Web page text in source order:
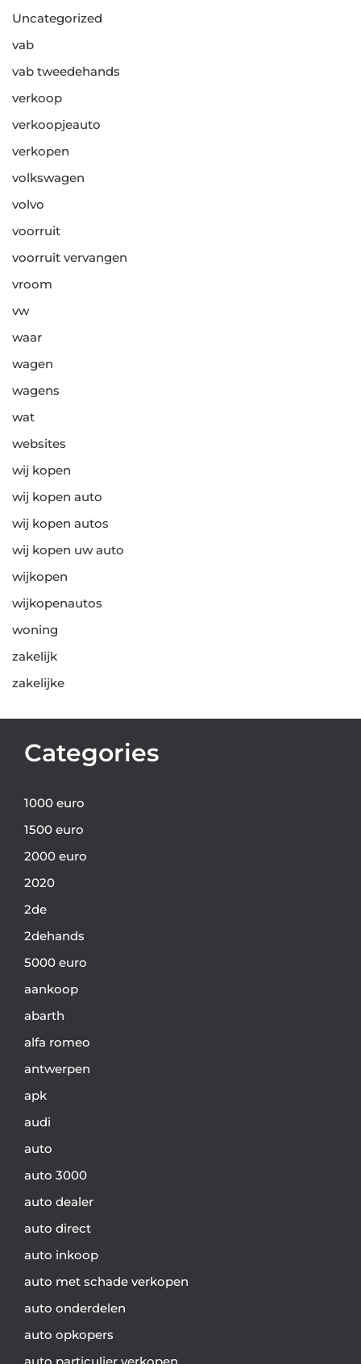
Uncategorized
vab
vab tweedehands
verkoop
verkoopjeauto
verkopen
volkswagen
volvo
voorruit
voorruit vervangen
vroom
vw
waar
wagen
wagens
wat
websites
wij kopen
wij kopen auto
wij kopen autos
wij kopen uw auto
wijkopen
wijkopenautos
woning
zakelijk
zakelijke
Categories
1000 euro
1500 euro
2000 euro
2020
2de
2dehands
5000 euro
aankoop
abarth
alfa romeo
antwerpen
apk
audi
auto
auto 3000
auto dealer
auto direct
auto inkoop
auto met schade verkopen
auto onderdelen
auto opkopers